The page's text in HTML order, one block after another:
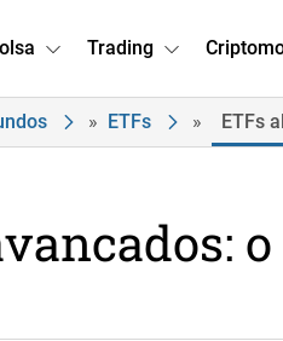
Trading
» ETFs » ETFs